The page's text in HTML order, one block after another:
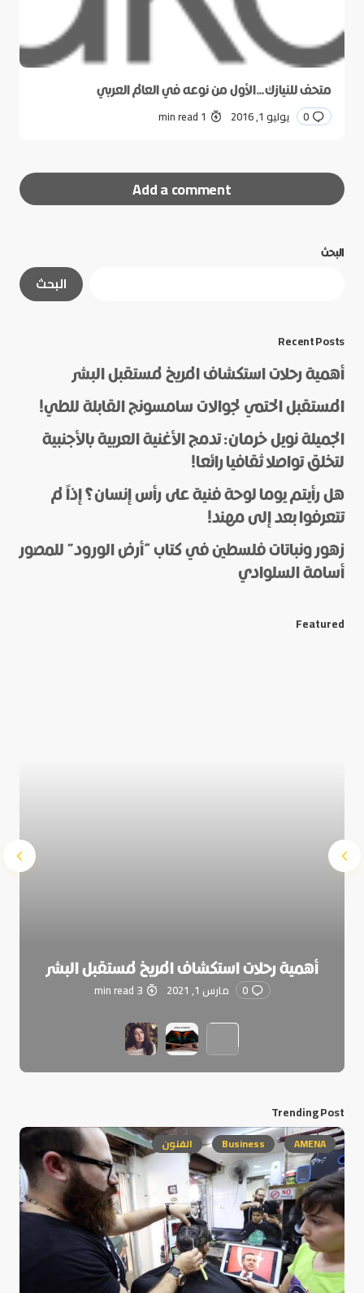
متحف للنيازك…الأول من نوعه في العالم العربي
0 يوليو 1, 2016 1 min read
Add a comment
الحقول الإلزامية
Name
*
E-mail
*
البحث
البحث
Recent Posts
أهمية رحلات استكشاف المريخ لمستقبل البشر
المستقبل الحتمي لجوالات سامسونج القابلة للطي!
الجميلة نويل خرمان: تدمج الأغنية العربية بالأجنبية
لتخلق تواصلا ثقافيا رائعا!
هل رأيتم يوما لوحة فنية على رأس إنسان؟ إذاً لم
تتعرفوا بعد إلى مهند!
زهور ونباتات فلسطين في كتاب “أرض الورود” للمصور
أسامة السلوادي
Featured
أهمية رحلات استكشاف المريخ لمستقبل البشر
0 مارس 1, 2021 3 min read
Trending Post
AMENA
Business الفنون